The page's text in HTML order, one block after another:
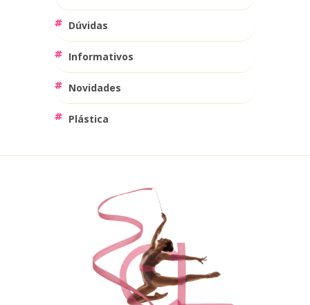
Dúvidas
Informativos
Novidades
Plástica